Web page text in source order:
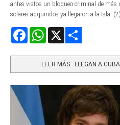
antes vistos un bloqueo criminal de más
solares adquiridos ya llegaron a la Isla. (2)
FacebookWhatsApp
LEER MÁS…LLEGAN A CUBA